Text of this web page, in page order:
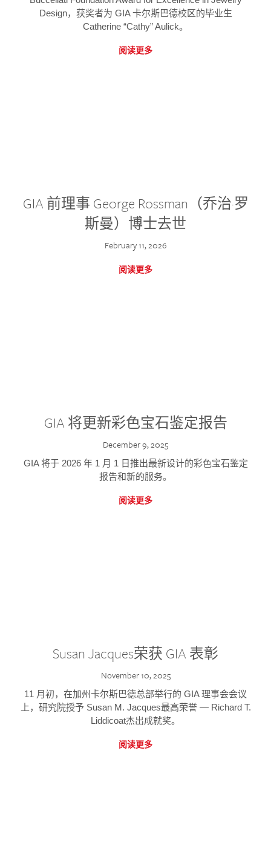
Design，获奖者为 GIA 卡尔斯巴德校区的毕业生
Catherine “Cathy” Aulick。
阅读更多
GIA 前理事 George Rossman（乔治·罗
斯曼）博士去世
February 11, 2026
阅读更多
GIA 将更新彩色宝石鉴定报告
December 9, 2025
GIA 将于 2026 年 1 月 1 日推出最新设计的彩色宝石鉴定
报告和新的服务。
阅读更多
Susan Jacques荣获 GIA 表彰
November 10, 2025
11 月初，在加州卡尔斯巴德总部举行的 GIA 理事会会议
上，研究院授予 Susan M. Jacques最高荣誉 — Richard T.
Liddicoat杰出成就奖。
阅读更多